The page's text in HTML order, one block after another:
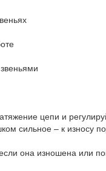
цепи и
сильное – к износу
она изношена или